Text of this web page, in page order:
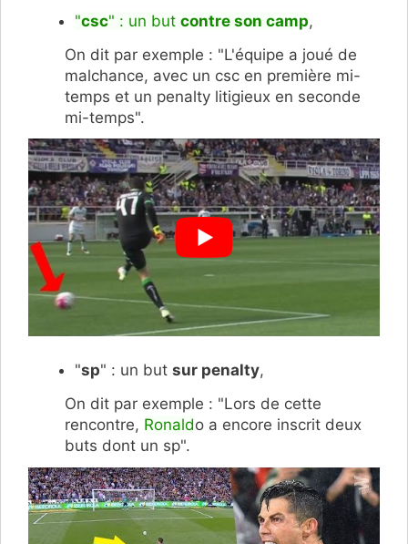
"csc" : un but contre son camp,
On dit par exemple : "L'équipe a joué de
malchance, avec un csc en première mi-
temps et un penalty litigieux en seconde
mi-temps".
"sp" : un but sur penalty,
On dit par exemple : "Lors de cette
rencontre, Ronaldo a encore inscrit deux
buts dont un sp".